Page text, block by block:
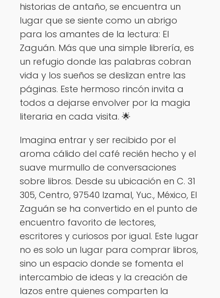
historias de antaño, se encuentra un
lugar que se siente como un abrigo
para los amantes de la lectura: El
Zaguán. Más que una simple librería, es
un refugio donde las palabras cobran
vida y los sueños se deslizan entre las
páginas. Este hermoso rincón invita a
todos a dejarse envolver por la magia
literaria en cada visita. 🌟
Imagina entrar y ser recibido por el
aroma cálido del café recién hecho y el
suave murmullo de conversaciones
sobre libros. Desde su ubicación en C. 31
305, Centro, 97540 Izamal, Yuc., México, El
Zaguán se ha convertido en el punto de
encuentro favorito de lectores,
escritores y curiosos por igual. Este lugar
no es solo un lugar para comprar libros,
sino un espacio donde se fomenta el
intercambio de ideas y la creación de
lazos entre quienes comparten la